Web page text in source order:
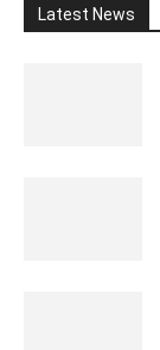
Latest News